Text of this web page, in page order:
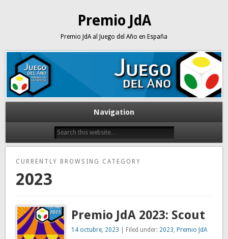
Premio JdA
Premio JdA al Juego del Año en España
Navigation
CURRENTLY BROWSING CATEGORY
2023
Premio JdA 2023: Scout
14 octubre, 2023 | Filed under: 2023, Premio JdA